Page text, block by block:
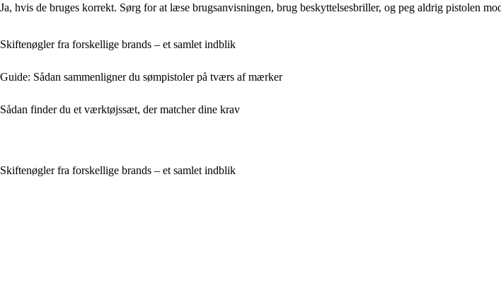
Ja, hvis de bruges korrekt. Sørg for at læse brugsanvisningen, brug beskyttelsesbriller, og peg aldrig pistolen
Skiftenøgler fra forskellige brands – et samlet indblik
Guide: Sådan sammenligner du sømpistoler på tværs af mærker
Sådan finder du et værktøjssæt, der matcher dine krav
Skiftenøgler fra forskellige brands – et samlet indblik